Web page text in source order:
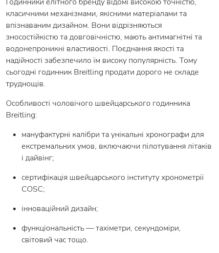
класичними механізмами, якісними матеріалами та
впізнаваним дизайном. Вони відрізняються
зносостійкістю та довговічністю, мають антимагнітні та
водонепроникні властивості. Поєднання якості та
надійності забезпечило їм високу популярність. Тому
сьогодні годинник Breitling продати дорого не складе
труднощів.
Особливості чоловічого швейцарського годинника
Breitling:
мануфактурні калібри та унікальні хронографи для
екстремальних умов, включаючи пілотування літаків
і дайвінг;
сертифікація швейцарського інституту хронометрії
COSC;
інноваційний дизайн;
функціональність — тахіметри, секундоміри,
світовий час тощо.